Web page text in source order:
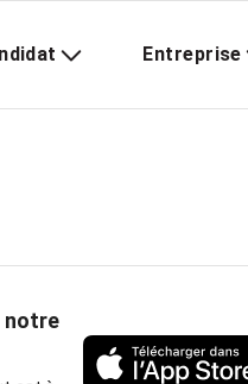
Entreprise
notre